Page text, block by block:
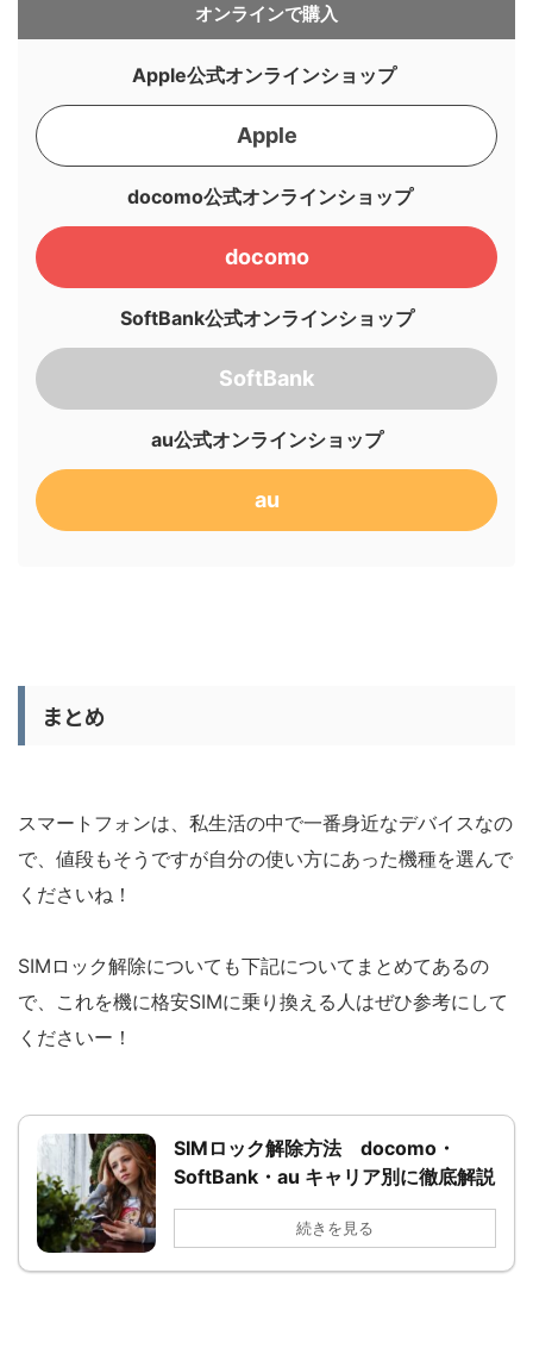
オンラインで購入
Apple公式オンラインショップ
Apple
docomo公式オンラインショップ
docomo
SoftBank公式オンラインショップ
SoftBank
au公式オンラインショップ
au
まとめ
スマートフォンは、私生活の中で一番身近なデバイスなの
で、値段もそうですが自分の使い方にあった機種を選んで
くださいね！
SIMロック解除についても下記についてまとめてあるの
で、これを機に格安SIMに乗り換える人はぜひ参考にして
くださいー！
SIMロック解除方法 docomo・
SoftBank・au キャリア別に徹底解説
続きを見る